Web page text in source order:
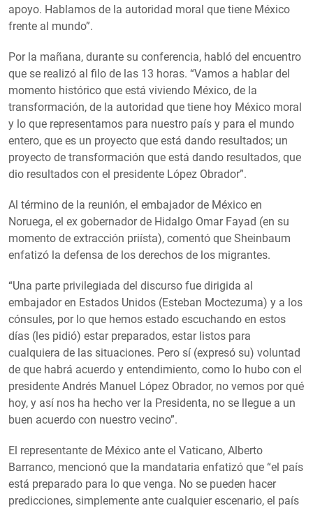
apoyo. Hablamos de la autoridad moral que tiene México
frente al mundo .
Por la mañana, durante su conferencia, habló del encuentro
que se realizó al filo de las 13 horas. Vamos a hablar del
momento histórico que está viviendo México, de la
transformación, de la autoridad que tiene hoy México moral
y lo que representamos para nuestro país y para el mundo
entero, que es un proyecto que está dando resultados; un
proyecto de transformación que está dando resultados, que
dio resultados con el presidente López Obrador .
Al término de la reunión, el embajador de México en
Noruega, el ex gobernador de Hidalgo Omar Fayad (en su
momento de extracción priísta), comentó que Sheinbaum
enfatizó la defensa de los derechos de los migrantes.
Una parte privilegiada del discurso fue dirigida al
embajador en Estados Unidos (Esteban Moctezuma) y a los
cónsules, por lo que hemos estado escuchando en estos
días (les pidió) estar preparados, estar listos para
cualquiera de las situaciones. Pero sí (expresó su) voluntad
de que habrá acuerdo y entendimiento, como lo hubo con el
presidente Andrés Manuel López Obrador, no vemos por qué
hoy, y así nos ha hecho ver la Presidenta, no se llegue a un
buen acuerdo con nuestro vecino .
El representante de México ante el Vaticano, Alberto
Barranco, mencionó que la mandataria enfatizó que el país
está preparado para lo que venga. No se pueden hacer
predicciones, simplemente ante cualquier escenario, el país